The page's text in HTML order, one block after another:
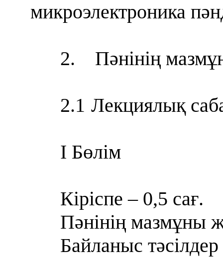
микроэлектроника
2. Пәнінің
2.1 Лекциялық
I Бөлім
Кіріспе – 0,5 сағ.
Пәнінің мазмұны
Байланыс